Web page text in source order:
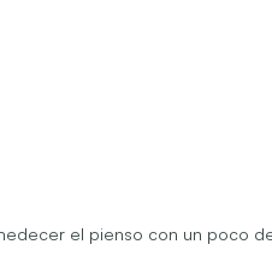
el pienso con un poco